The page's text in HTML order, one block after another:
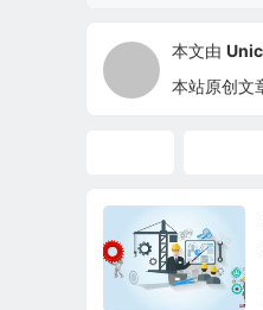
本文由
本站原创文